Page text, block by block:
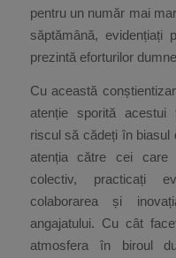
pentru un număr mai
săptămână, evidențiați
prezintă eforturilor
Cu această
atenție sporită acestui
riscul să cădeți în biasul
atenția către cei care
colectiv, practicați
colaborarea și
angajatului. Cu cât
atmosfera în biroul